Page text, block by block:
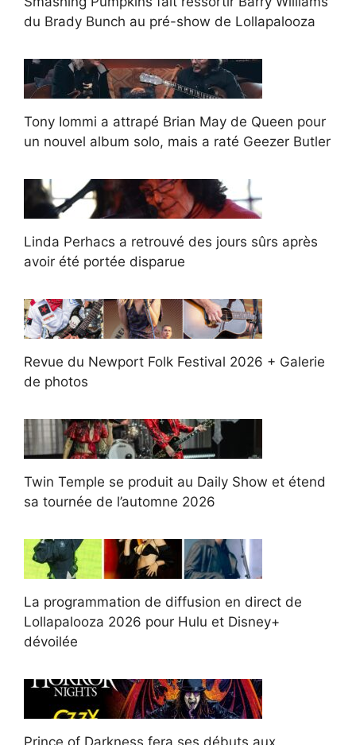
du Brady Bunch au pré-show de Lollapalooza
Tony Iommi a attrapé Brian May de Queen pour
un nouvel album solo, mais a raté Geezer Butler
Linda Perhacs a retrouvé des jours sûrs après
avoir été portée disparue
Revue du Newport Folk Festival 2026 + Galerie
de photos
Twin Temple se produit au Daily Show et étend
sa tournée de l’automne 2026
La programmation de diffusion en direct de
Lollapalooza 2026 pour Hulu et Disney+
dévoilée